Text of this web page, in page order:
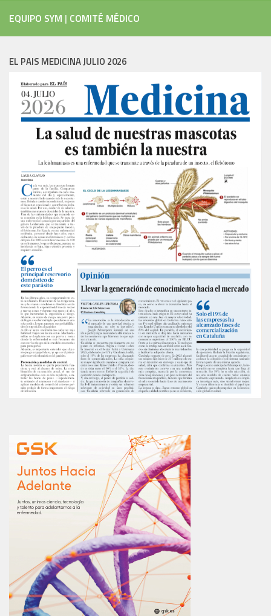
EQUIPO SYM | COMITÉ MÉDICO
EL PAIS MEDICINA JULIO 2026